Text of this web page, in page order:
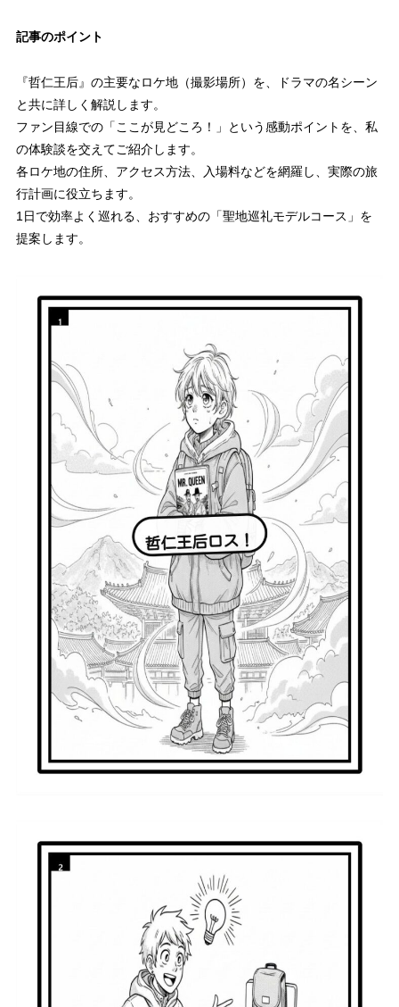
記事のポイント
『哲仁王后』の主要なロケ地（撮影場所）を、ドラマの名シーン
と共に詳しく解説します。
ファン目線での「ここが見どころ！」という感動ポイントを、私
の体験談を交えてご紹介します。
各ロケ地の住所、アクセス方法、入場料などを網羅し、実際の旅
行計画に役立ちます。
1日で効率よく巡れる、おすすめの「聖地巡礼モデルコース」を
提案します。